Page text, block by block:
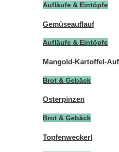
Aufläufe & Eintöpfe
Gemüseauflauf
Aufläufe & Eintöpfe
Mangold-Kartoffel-
Brot & Gebäck
Osterpinzen
Brot & Gebäck
Topfenweckerl